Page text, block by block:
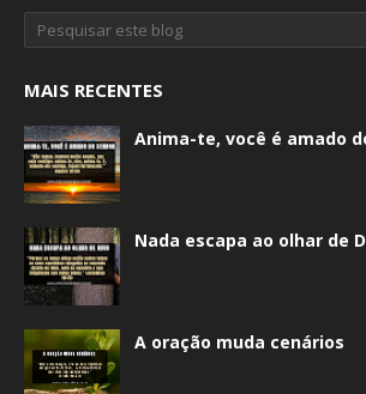
MAIS RECENTES
Anima-te, você é amado
Nada escapa ao olhar de
A oração muda cenários